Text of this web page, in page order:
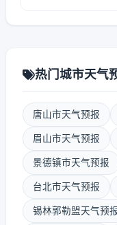
热门城市天气
唐山市天气预报
眉山市天气预报
景德镇市天气预报
台北市天气预报
锡林郭勒盟天气预